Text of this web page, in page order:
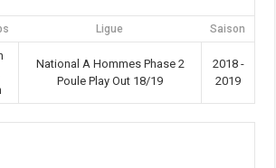
Ligue Saison
National A Hommes Phase 2
Poule Play Out 18/19
2018 -
2019